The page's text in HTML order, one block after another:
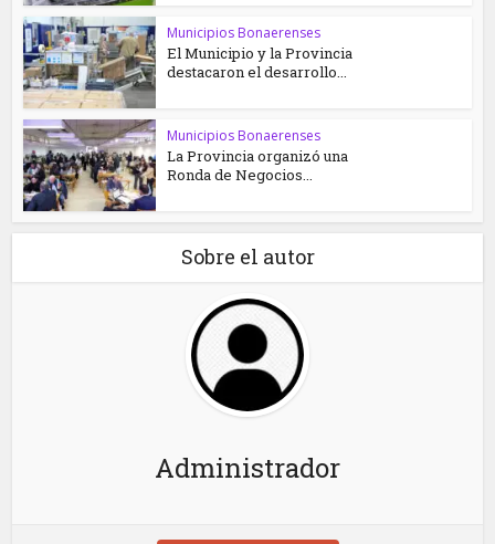
Municipios Bonaerenses
El Municipio y la Provincia
destacaron el desarrollo...
Municipios Bonaerenses
La Provincia organizó una
Ronda de Negocios...
Sobre el autor
Administrador